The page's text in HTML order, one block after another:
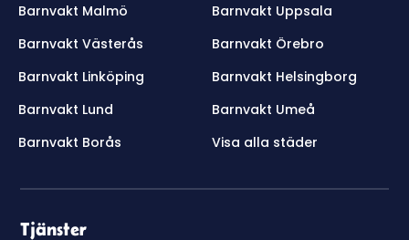
Barnvakt Malmö
Barnvakt Uppsala
Barnvakt Västerås
Barnvakt Örebro
Barnvakt Linköping
Barnvakt Helsingborg
Barnvakt Lund
Barnvakt Umeå
Barnvakt Borås
Visa alla städer
Tjänster